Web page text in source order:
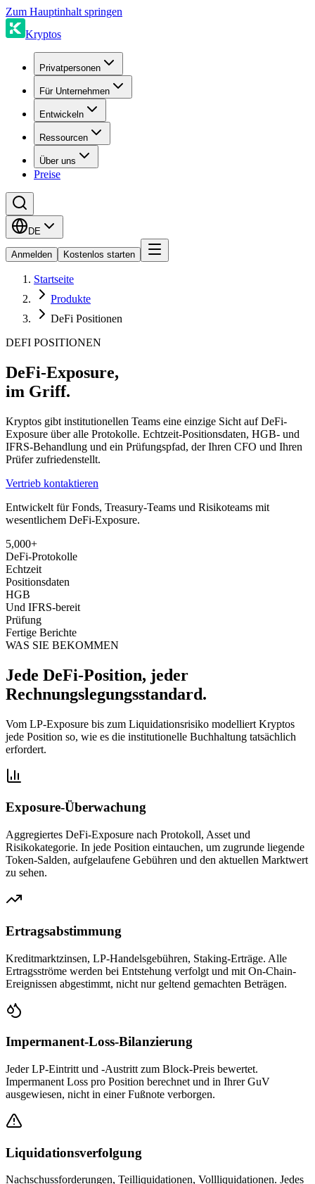
Zum Hauptinhalt springen
Kryptos
Privatpersonen
Für Unternehmen
Entwickeln
Ressourcen
Über uns
Preise
DE
Anmelden Kostenlos starten
Startseite
Produkte
DeFi Positionen
DEFI POSITIONEN
DeFi-Exposure,
im Griff.
Kryptos gibt institutionellen Teams eine einzige Sicht auf DeFi-
Exposure über alle Protokolle. Echtzeit-Positionsdaten, HGB- und
IFRS-Behandlung und ein Prüfungspfad, der Ihren CFO und Ihren
Prüfer zufriedenstellt.
Vertrieb kontaktieren
Entwickelt für Fonds, Treasury-Teams und Risikoteams mit
wesentlichem DeFi-Exposure.
5,000+
DeFi-Protokolle
Echtzeit
Positionsdaten
HGB
Und IFRS-bereit
Prüfung
Fertige Berichte
WAS SIE BEKOMMEN
Jede DeFi-Position, jeder
Rechnungslegungsstandard.
Vom LP-Exposure bis zum Liquidationsrisiko modelliert Kryptos
jede Position so, wie es die institutionelle Buchhaltung tatsächlich
erfordert.
Exposure-Überwachung
Aggregiertes DeFi-Exposure nach Protokoll, Asset und
Risikokategorie. In jede Position eintauchen, um zugrunde liegende
Token-Salden, aufgelaufene Gebühren und den aktuellen Marktwert
zu sehen.
Ertragsabstimmung
Kreditmarktzinsen, LP-Handelsgebühren, Staking-Erträge. Alle
Ertragsströme werden bei Entstehung verfolgt und mit On-Chain-
Ereignissen abgestimmt, nicht nur geltend gemachten Beträgen.
Impermanent-Loss-Bilanzierung
Jeder LP-Eintritt und -Austritt zum Block-Preis bewertet.
Impermanent Loss pro Position berechnet und in Ihrer GuV
ausgewiesen, nicht in einer Fußnote verborgen.
Liquidationsverfolgung
Nachschussforderungen, Teilliquidationen, Vollliquidationen. Jedes